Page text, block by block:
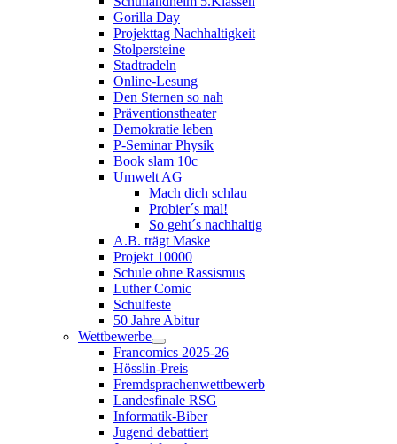
Gorilla Day
Projekttag Nachhaltigkeit
Stolpersteine
Stadtradeln
Online-Lesung
Den Sternen so nah
Präventionstheater
Demokratie leben
P-Seminar Physik
Book slam 10c
Umwelt AG
Mach dich schlau
Probier´s mal!
So geht´s nachhaltig
A.B. trägt Maske
Projekt 10000
Schule ohne Rassismus
Luther Comic
Schulfeste
50 Jahre Abitur
Wettbewerbe
Francomics 2025-26
Hösslin-Preis
Fremdsprachenwettbewerb
Landesfinale RSG
Informatik-Biber
Jugend debattiert